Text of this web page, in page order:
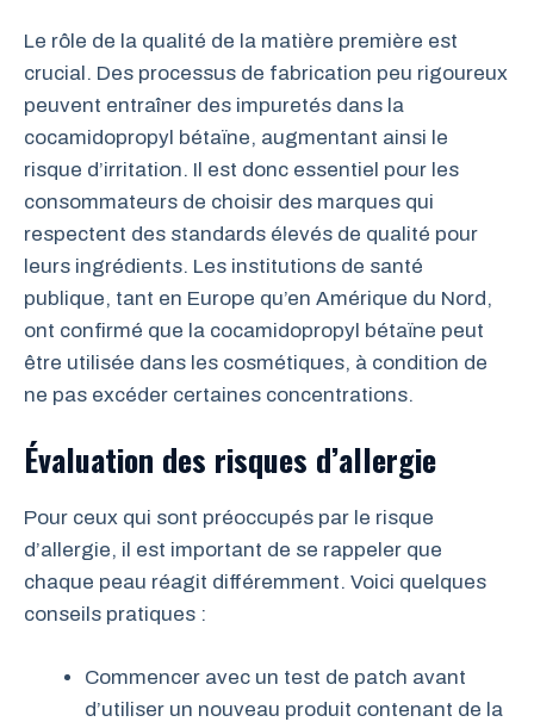
Le rôle de la qualité de la matière première est
crucial. Des processus de fabrication peu rigoureux
peuvent entraîner des impuretés dans la
cocamidopropyl bétaïne, augmentant ainsi le
risque d’irritation. Il est donc essentiel pour les
consommateurs de choisir des marques qui
respectent des standards élevés de qualité pour
leurs ingrédients. Les institutions de santé
publique, tant en Europe qu’en Amérique du Nord,
ont confirmé que la cocamidopropyl bétaïne peut
être utilisée dans les cosmétiques, à condition de
ne pas excéder certaines concentrations.
Évaluation des risques d’allergie
Pour ceux qui sont préoccupés par le risque
d’allergie, il est important de se rappeler que
chaque peau réagit différemment. Voici quelques
conseils pratiques :
Commencer avec un test de patch avant
d’utiliser un nouveau produit contenant de la